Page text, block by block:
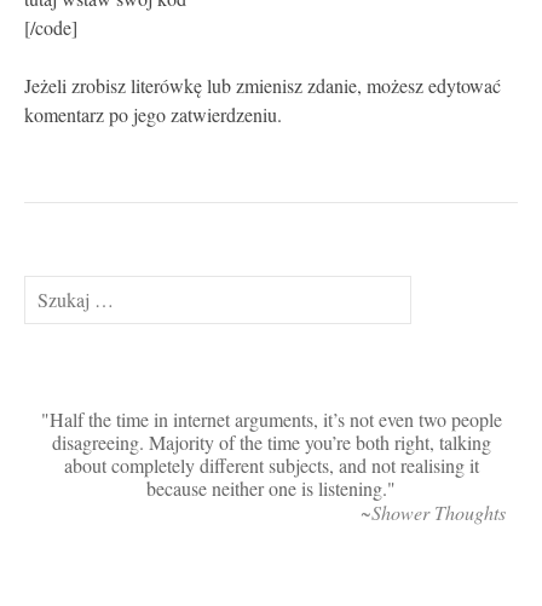
[/code]
Jeżeli zrobisz literówkę lub zmienisz zdanie, możesz edytować
komentarz po jego zatwierdzeniu.
Szukaj:
Half the time in internet arguments, it’s not even two people
disagreeing. Majority of the time you’re both right, talking
about completely different subjects, and not realising it
because neither one is listening.
~Shower Thoughts